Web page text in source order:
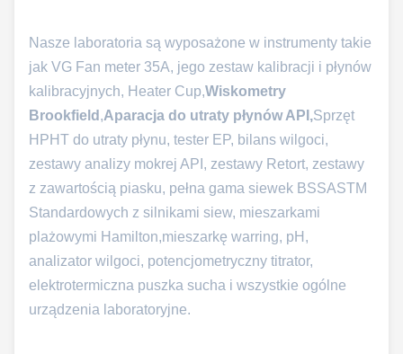
Nasze laboratoria są wyposażone w instrumenty takie
jak VG Fan meter 35A, jego zestaw kalibracji i płynów
kalibracyjnych, Heater Cup,Wiskometry
Brookfield ,Aparacja do utraty płynów API,Sprzęt
HPHT do utraty płynu, tester EP, bilans wilgoci,
zestawy analizy mokrej API, zestawy Retort, zestawy
z zawartością piasku, pełna gama siewek BSSASTM
Standardowych z silnikami siew, mieszarkami
plażowymi Hamilton,mieszarkę warring, pH,
analizator wilgoci, potencjometryczny titrator,
elektrotermiczna puszka sucha i wszystkie ogólne
urządzenia laboratoryjne.